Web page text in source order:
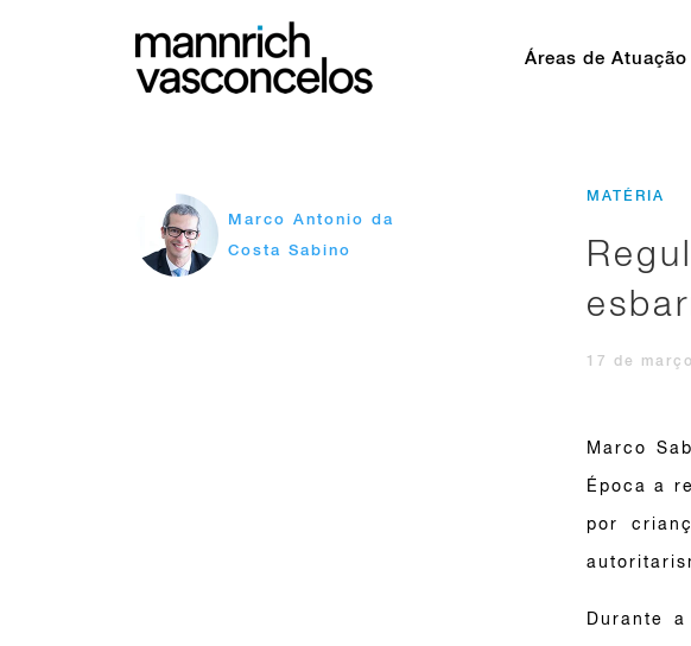
Áreas de Atuação
Marco Antonio da
Costa Sabino
MATÉRIA
17 de
Marco
Época a
por
Durante